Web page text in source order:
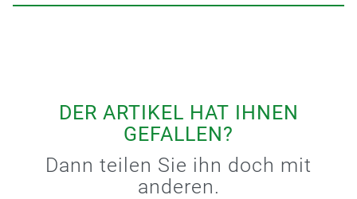
DER ARTIKEL HAT IHNEN
GEFALLEN?
Dann teilen Sie ihn doch mit
anderen.